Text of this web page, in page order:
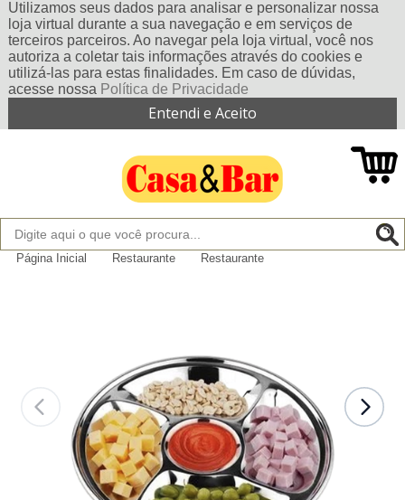
Utilizamos seus dados para analisar e personalizar nossa
loja virtual durante a sua navegação e em serviços de
terceiros parceiros. Ao navegar pela loja virtual, você nos
autoriza a coletar tais informações através do cookies e
utilizá-las para estas finalidades. Em caso de dúvidas,
acesse nossa Política de Privacidade
Entendi e Aceito
Página Inicial Restaurante Restaurante